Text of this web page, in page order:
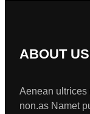
ABOUT US
Aenean ultrices
non.as Namet